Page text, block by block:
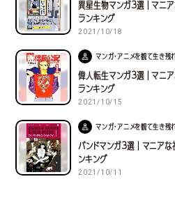
異星生物マンガ３選｜マニ
ランキング
2021/10/18
マンガ・アニメを観て生き残れ
偉人転生マンガ３選｜マニ
ランキング
2021/10/15
マンガ・アニメを観て生き残れ
バンドマンガ３選｜マニア
ンキング
2021/10/11